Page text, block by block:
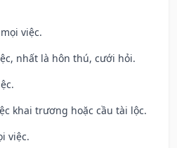
việc.
nhất là hôn thú, cưới hỏi.
khai trương hoặc cầu tài lộc.
việc.